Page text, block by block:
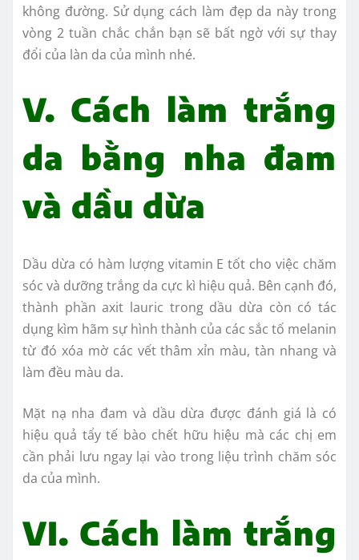
không đường. Sử dụng cách làm đẹp da này trong
vòng 2 tuần chắc chắn bạn sẽ bất ngờ với sự thay
đổi của làn da của mình nhé.
V. Cách làm trắng
da bằng nha đam
và dầu dừa
Dầu dừa có hàm lượng vitamin E tốt cho việc chăm
sóc và dưỡng trắng da cực kì hiệu quả. Bên cạnh đó,
thành phần axit lauric trong dầu dừa còn có tác
dụng kìm hãm sự hình thành của các sắc tố melanin
từ đó xóa mờ các vết thâm xỉn màu, tàn nhang và
làm đều màu da.
Mặt nạ nha đam và dầu dừa được đánh giá là có
hiệu quả tẩy tế bào chết hữu hiệu mà các chị em
cần phải lưu ngay lại vào trong liệu trình chăm sóc
da của mình.
VI. Cách làm trắng